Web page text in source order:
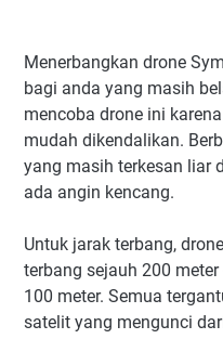
Menerbangkan drone
bagi anda yang masih
mencoba drone ini
mudah dikendalikan.
yang masih terkesan liar
ada angin kencang.
Untuk jarak terbang,
terbang sejauh 200
100 meter. Semua
satelit yang mengunci